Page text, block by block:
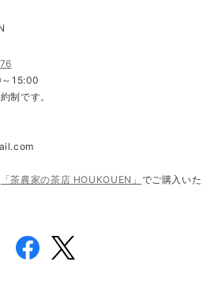
15:00
制です。
「茶農家の茶店 HOUKOUEN」 でご購入いた